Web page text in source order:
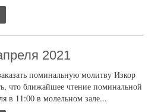
2021
поминальную молитву Изкор
что ближайшее чтение поминальной
в 11:00 в молельном зале...